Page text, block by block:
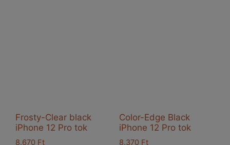
Frosty-Clear black
iPhone 12 Pro tok
8.670 Ft
Color-Edge Black
iPhone 12 Pro tok
8.370 Ft